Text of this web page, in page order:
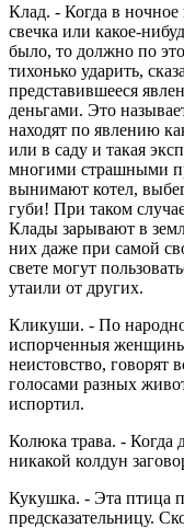
Клад. - Когда в
свечка или какое-
было, то должно по
тихонько ударить,
представившееся
деньгами. Это
находят по явлению
или в саду и такая
многими страшными
вынимают котел,
губи! При таком
Клады зарывают в
них даже при самой
свете могут
утаили от других.
Кликуши. - По
испорченныя
неистовство, говорят
голосами разных
испортил.
Колюка трава. - Когда
никакой колдун
Кукушка. - Эта птица
предсказательницу.